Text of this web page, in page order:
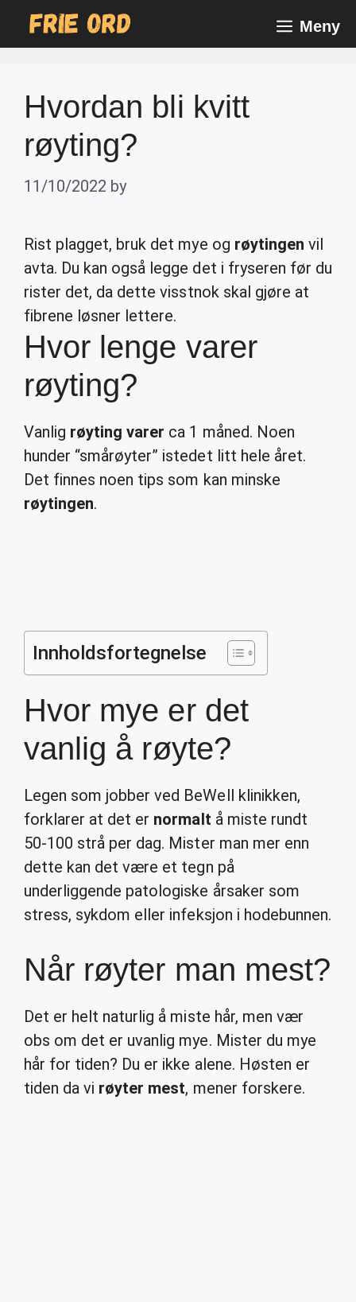
Meny
Hvordan bli kvitt
røyting?
11/10/2022 by
Rist plagget, bruk det mye og røytingen vil
avta. Du kan også legge det i fryseren før du
rister det, da dette visstnok skal gjøre at
fibrene løsner lettere.
Hvor lenge varer
røyting?
Vanlig røyting varer ca 1 måned. Noen
hunder “smårøyter” istedet litt hele året.
Det finnes noen tips som kan minske
røytingen.
Innholdsfortegnelse
Hvor mye er det
vanlig å røyte?
Legen som jobber ved BeWell klinikken,
forklarer at det er normalt å miste rundt
50-100 strå per dag. Mister man mer enn
dette kan det være et tegn på
underliggende patologiske årsaker som
stress, sykdom eller infeksjon i hodebunnen.
Når røyter man mest?
Det er helt naturlig å miste hår, men vær
obs om det er uvanlig mye. Mister du mye
hår for tiden? Du er ikke alene. Høsten er
tiden da vi røyter mest, mener forskere.